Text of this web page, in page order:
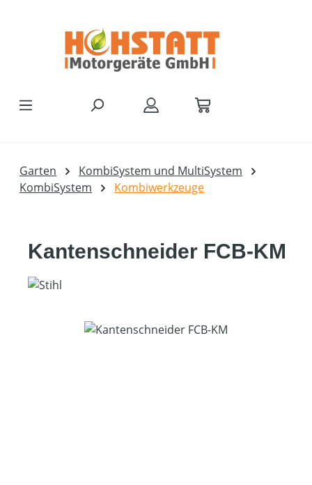
Garten
KombiSystem und MultiSystem
KombiSystem
Kombiwerkzeuge
Kantenschneider FCB-KM
Bildergalerie überspringen